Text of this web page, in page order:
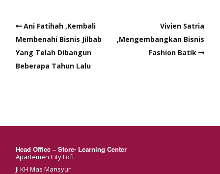
Ani Fatihah ,Kembali
Membenahi Bisnis Jilbab
Yang Telah Dibangun
Beberapa Tahun Lalu
Vivien Satria
,Mengembangkan Bisnis
Fashion Batik
Head Office – Store- Learning Center
Apartemen City Loft
Jl KH Mas Mansyur